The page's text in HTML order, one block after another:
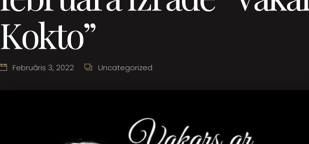
Kokto”
Februāris 3, 2022 Uncategorized